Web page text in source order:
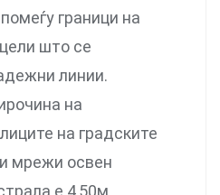
граници на
што се
линии.
на
на градските
мрежи освен